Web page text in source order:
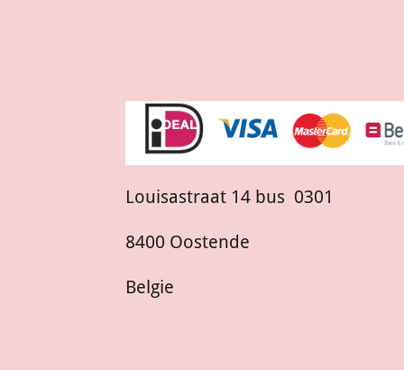
Louisastraat 14 bus 0301
8400 Oostende
Belgie